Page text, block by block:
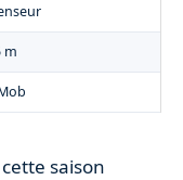
m
saison